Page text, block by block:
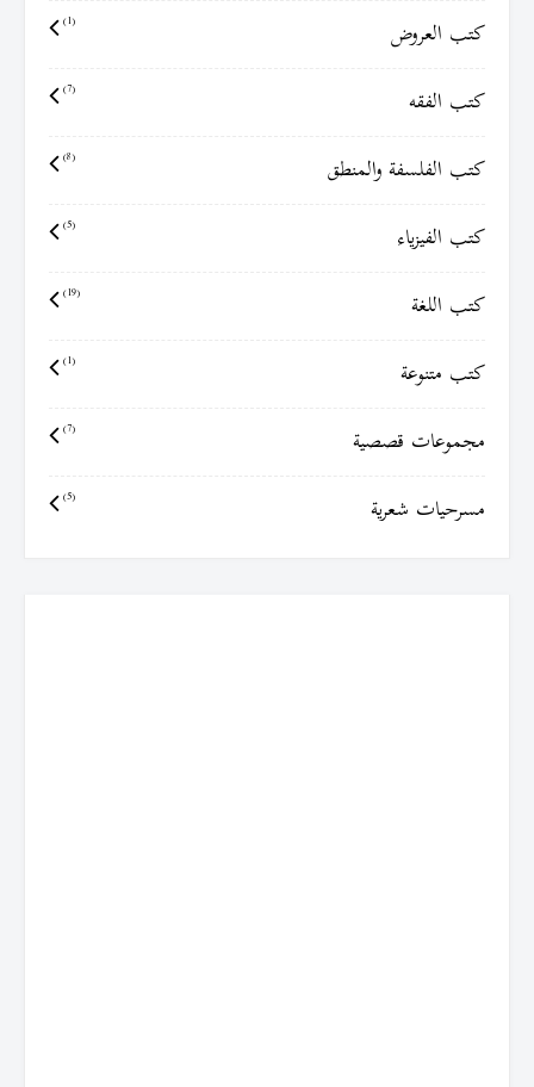
كتب العروض (1)
كتب الفقه (7)
كتب الفلسفة والمنطق (8)
كتب الفيزياء (5)
كتب اللغة (19)
كتب متنوعة (1)
مجموعات قصصية (7)
مسرحيات شعرية (5)